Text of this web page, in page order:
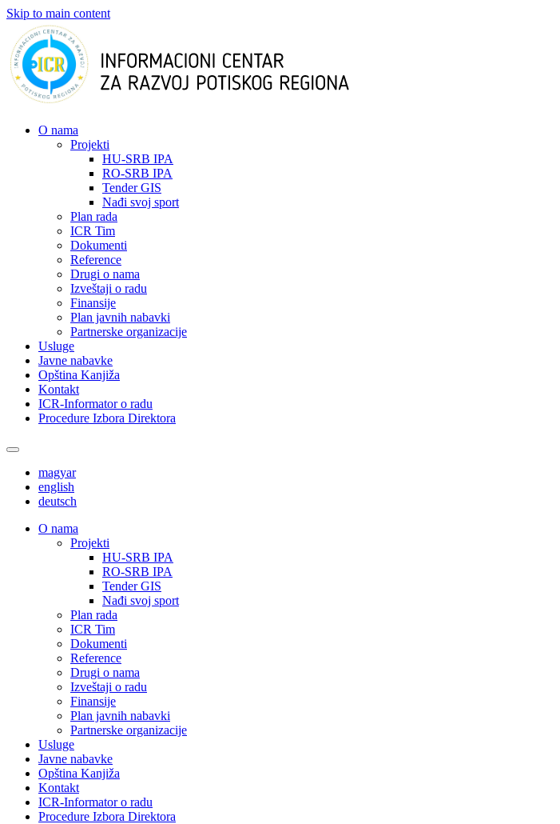
Skip to main content
О nama
Projekti
HU-SRB IPA
RO-SRB IPA
Tender GIS
Nađi svoj sport
Plan rada
ICR Tim
Dokumenti
Reference
Drugi o nama
Izveštaji o radu
Finansije
Plan javnih nabavki
Partnerske organizacije
Usluge
Javne nabavke
Opština Kanjiža
Kontakt
ICR-Informator o radu
Procedure Izbora Direktora
magyar
english
deutsch
О nama
Projekti
HU-SRB IPA
RO-SRB IPA
Tender GIS
Nađi svoj sport
Plan rada
ICR Tim
Dokumenti
Reference
Drugi o nama
Izveštaji o radu
Finansije
Plan javnih nabavki
Partnerske organizacije
Usluge
Javne nabavke
Opština Kanjiža
Kontakt
ICR-Informator o radu
Procedure Izbora Direktora